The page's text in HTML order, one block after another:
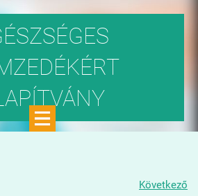
Következő